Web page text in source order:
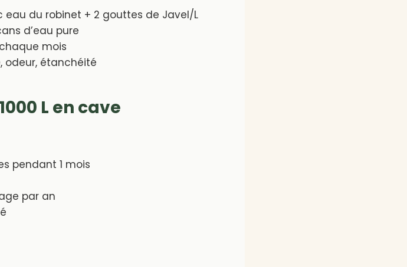
eau du robinet + 2 gouttes de Javel/L
d’eau pure
mois
odeur, étanchéité
L en cave
pendant 1 mois
par an